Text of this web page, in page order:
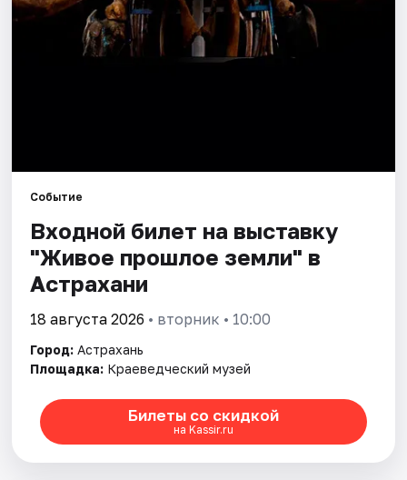
Рейтинги
Событие
Входной билет на выставку
"Живое прошлое земли" в
Астрахани
18 августа 2026 • вторник • 10:00
Город: Астрахань
Площадка: Краеведческий музей
Билеты со скидкой
на Kassir.ru